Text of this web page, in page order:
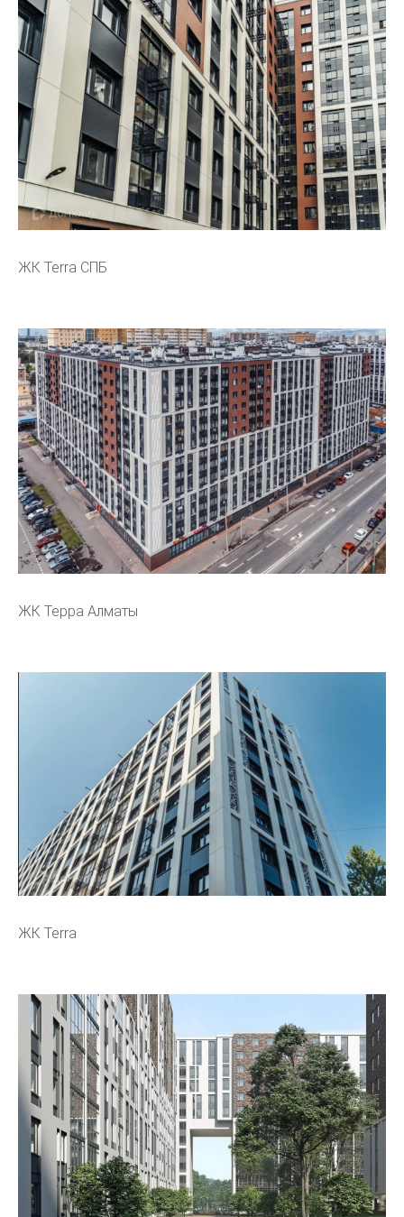
ЖК Terra СПБ
ЖК Терра Алматы
ЖК Terra